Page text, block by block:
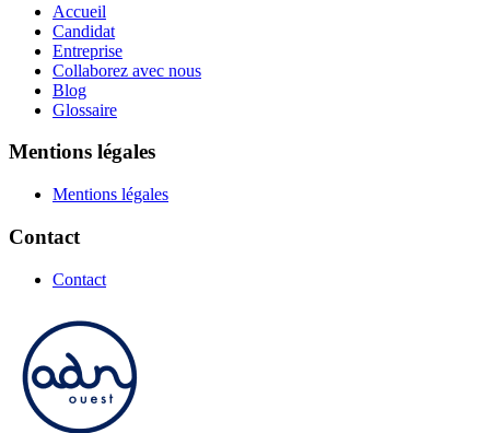
Accueil
Candidat
Entreprise
Collaborez avec nous
Blog
Glossaire
Mentions légales
Mentions légales
Contact
Contact